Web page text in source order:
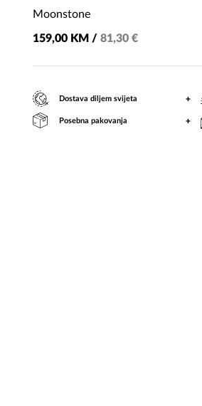
Moonstone
159,00 KM /81,30 €
Dostava diljem svijeta +
Posebna pakovanja +